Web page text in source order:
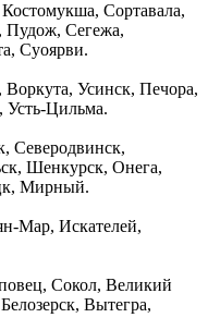
Сортавала,
Пудож, Сегежа,
Суоярви.
Усинск, Печора,
Цильма.
Северодвинск,
Шенкурск, Онега,
Мирный.
Мар, Искателей,
Сокол, Великий
Вытегра,